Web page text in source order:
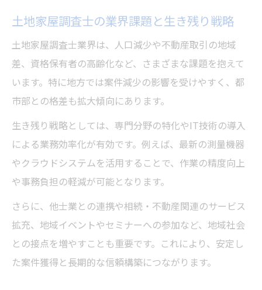
土地家屋調査士の業界課題と生き残り戦略
土地家屋調査士業界は、人口減少や不動産取引の地域
差、資格保有者の高齢化など、さまざまな課題を抱えて
います。特に地方では案件減少の影響を受けやすく、都
市部との格差も拡大傾向にあります。
生き残り戦略としては、専門分野の特化やIT技術の導入
による業務効率化が有効です。例えば、最新の測量機器
やクラウドシステムを活用することで、作業の精度向上
や事務負担の軽減が可能となります。
さらに、他士業との連携や相続・不動産関連のサービス
拡充、地域イベントやセミナーへの参加など、地域社会
との接点を増やすことも重要です。これにより、安定し
た案件獲得と長期的な信頼構築につながります。